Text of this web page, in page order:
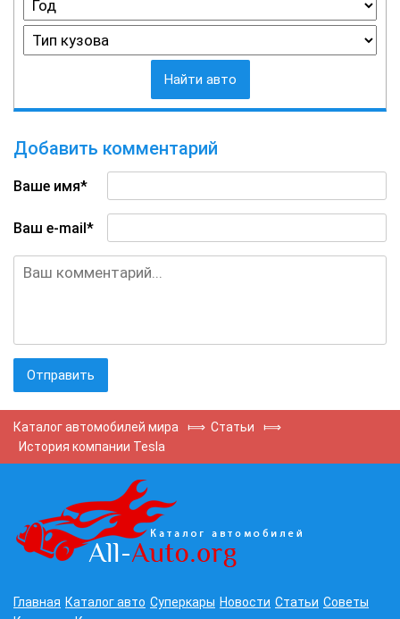
Найти авто
Добавить комментарий
Ваше имя*
Ваш e-mail*
Каталог автомобилей мира ⟾ Статьи
⟾
История компании Tesla
Главная Каталог авто Суперкары Новости Статьи Советы